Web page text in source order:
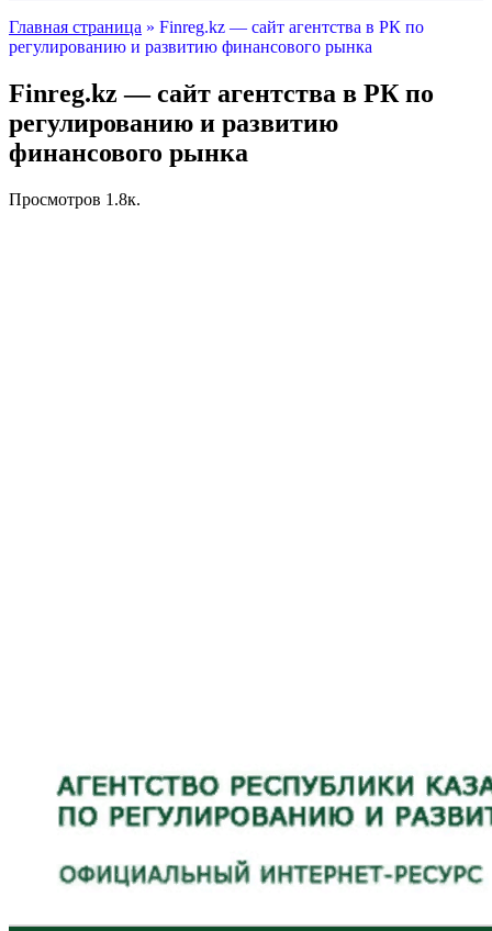
Главная страница » Finreg.kz — сайт агентства в РК по
регулированию и развитию финансового рынка
Finreg.kz — сайт агентства в РК по
регулированию и развитию
финансового рынка
Просмотров 1.8к.